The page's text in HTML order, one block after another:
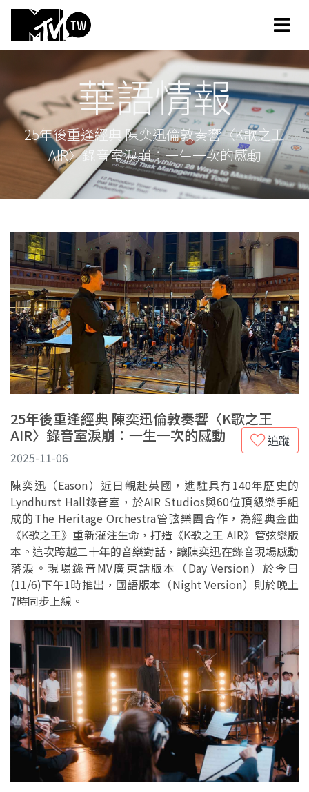
華語情報
25年後重逢經典 陳奕迅倫敦奏響〈K歌之王
AIR〉錄音室淚崩：一生一次的感動
25年後重逢經典 陳奕迅倫敦奏響〈K歌之王
AIR〉錄音室淚崩：一生一次的感動
追蹤
2025-11-06
陳奕迅（Eason）近日親赴英國，進駐具有140年歷史的
Lyndhurst Hall錄音室，於AIR Studios與60位頂級樂手組
成的The Heritage Orchestra管弦樂團合作，為經典金曲
《K歌之王》重新灌注生命，打造《K歌之王 AIR》管弦樂版
本。這次跨越二十年的音樂對話，讓陳奕迅在錄音現場感動
落淚。現場錄音MV廣東話版本（Day Version）於今日
(11/6)下午1時推出，國語版本（Night Version）則於晚上
7時同步上線。